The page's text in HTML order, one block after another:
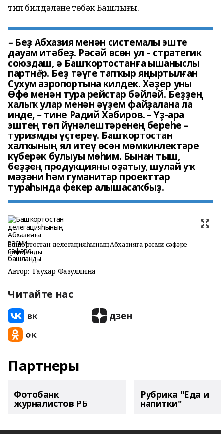
тип билдәләне төбәк Башлығы.
– Беҙ Абхазия менән системалы эште
дауам итәбеҙ. Рәсәй өсөн ул – стратегик
союздаш, ә Башҡортостанға ышаныслы
партнёр. Беҙ тәүге тапҡыр яңыртылған
Сухум аэропортына килдек. Хәҙер уны
Өфө менән тура рейстар бәйләй. Беҙҙең
халыҡ улар менән әүҙем файҙалана ла
инде,–тине Радий Хәбиров. – Үҙ-ара
эштең төп йүнәлештәренең береһе –
туризмды үҫтереү. Башҡортостан
халҡының ял итеү өсөн мөмкинлектәре
күберәк булыуы мөһим. Бынан тыш,
беҙҙең продукцияны оҙатыу, шулай уҡ
мәҙәни һәм гуманитар проекттар
тураһында фекер алышасаҡбыҙ.
Башҡортостан делегацияһының Абхазияға рәсми сәфәре
башланды
Автор: Гаухар Фазуллина
Читайте нас
Партнеры
Фотобанк
журналистов РБ
Рубрика "Еда и
напитки"